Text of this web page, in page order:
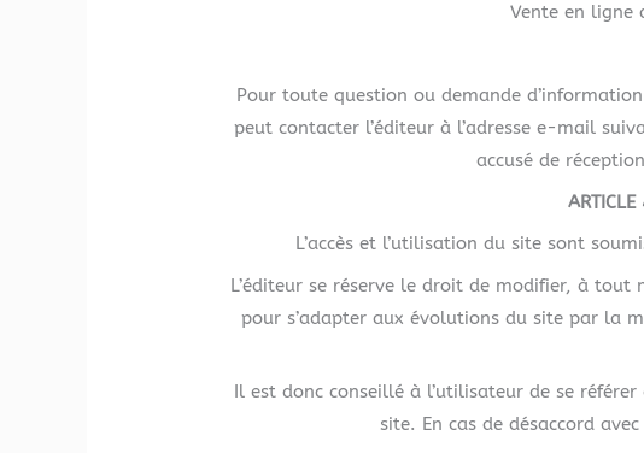
Vente en ligne
Pour toute question ou demande
peut contacter l’éditeur à l’adresse e-mail
accusé de
ARTICLE
L’accès et l’utilisation du site sont
L’éditeur se réserve le droit de modifier, à tout
pour s’adapter aux évolutions du site par la
Il est donc conseillé à l’utilisateur de se
site. En cas de désaccord